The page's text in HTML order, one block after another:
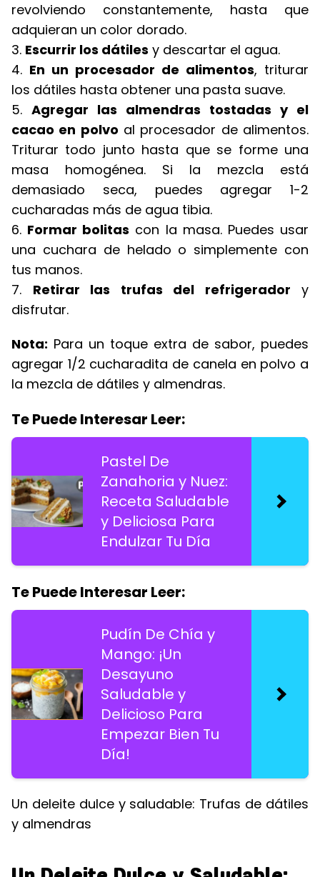
revolviendo constantemente, hasta que
adquieran un color dorado.
3. Escurrir los dátiles y descartar el agua.
4. En un procesador de alimentos, triturar
los dátiles hasta obtener una pasta suave.
5. Agregar las almendras tostadas y el
cacao en polvo al procesador de alimentos.
Triturar todo junto hasta que se forme una
masa homogénea. Si la mezcla está
demasiado seca, puedes agregar 1-2
cucharadas más de agua tibia.
6. Formar bolitas con la masa. Puedes usar
una cuchara de helado o simplemente con
tus manos.
7. Retirar las trufas del refrigerador y
disfrutar.
Nota: Para un toque extra de sabor, puedes
agregar 1/2 cucharadita de canela en polvo a
la mezcla de dátiles y almendras.
Te Puede Interesar Leer:
Pastel De
Zanahoria y Nuez:
Receta Saludable
y Deliciosa Para
Endulzar Tu Día
Te Puede Interesar Leer:
Pudín De Chía y
Mango: ¡Un
Desayuno
Saludable y
Delicioso Para
Empezar Bien Tu
Día!
Un deleite dulce y saludable: Trufas de dátiles
y almendras